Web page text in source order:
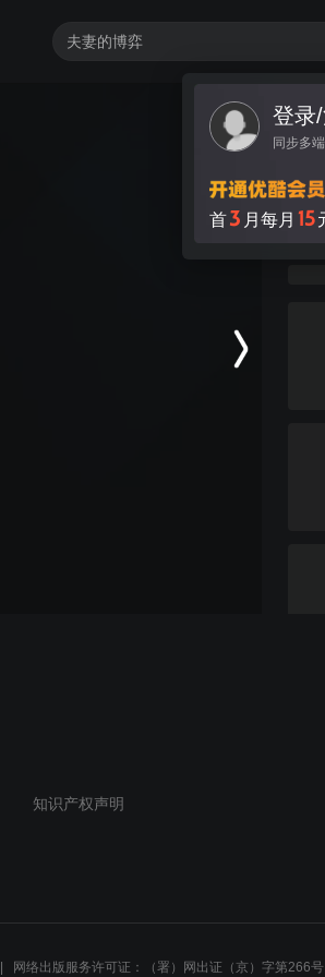
知识产权声明
网络出版服务许可证：（署）网出证（京）字第266号